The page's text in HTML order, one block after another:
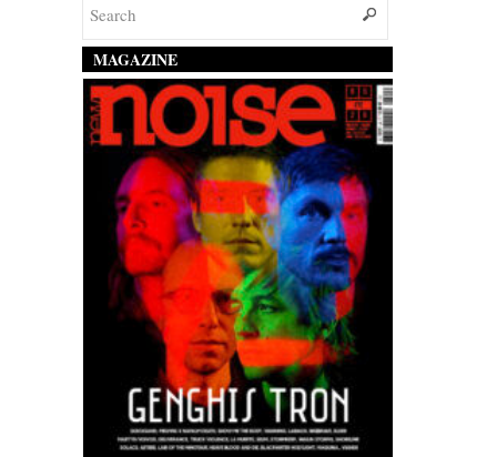
MAGAZINE